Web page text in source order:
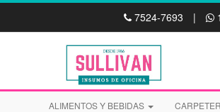
ALIMENTOS Y BEBIDAS
7524-7693 |